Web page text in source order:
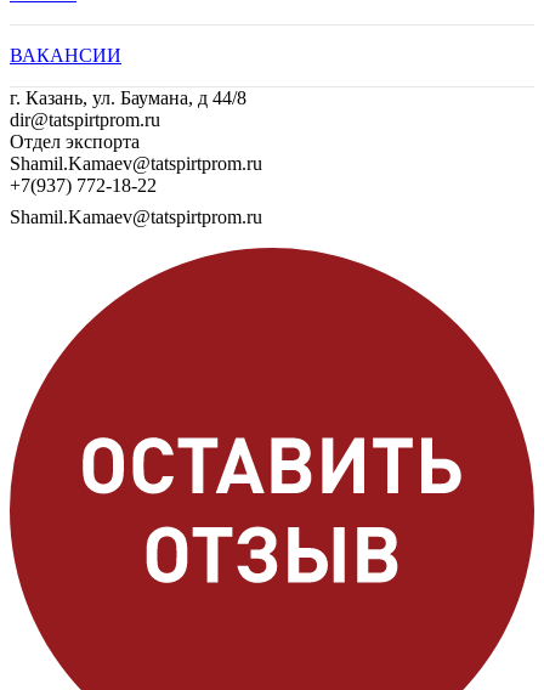
ВАКАНСИИ
г. Казань, ул. Баумана, д 44/8
dir@tatspirtprom.ru
Отдел экспорта
Shamil.Kamaev@tatspirtprom.ru
+7(937) 772-18-22
Shamil.Kamaev@tatspirtprom.ru